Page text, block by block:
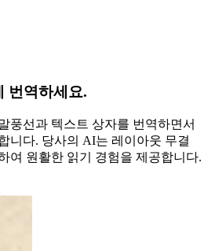
번역하세요.
풍선과 텍스트 상자를 번역하면서
니다. 당사의 AI는 레이아웃 무결
여 원활한 읽기 경험을 제공합니다.